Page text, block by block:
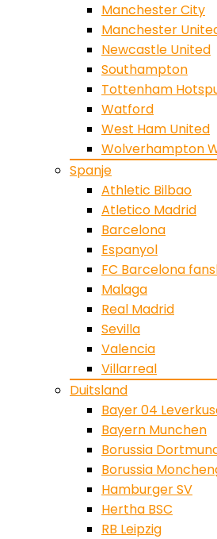
Manchester City
Manchester
Newcastle United
Southampton
Tottenham
Watford
West Ham United
Wolverhampton
Spanje
Athletic Bilbao
Atletico Madrid
Barcelona
Espanyol
FC Barcelona
Malaga
Real Madrid
Sevilla
Valencia
Villarreal
Duitsland
Bayer 04
Bayern Munchen
Borussia
Borussia
Hamburger SV
Hertha BSC
RB Leipzig